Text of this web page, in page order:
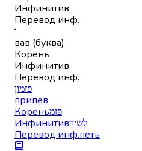
Инфинитив
Перевод инф.
ו
вав (буква)
Корень
Инфинитив
Перевод инф.
פזמון
припев
Кореньפזמ
Инфинитивלשיר
Перевод инф.петь